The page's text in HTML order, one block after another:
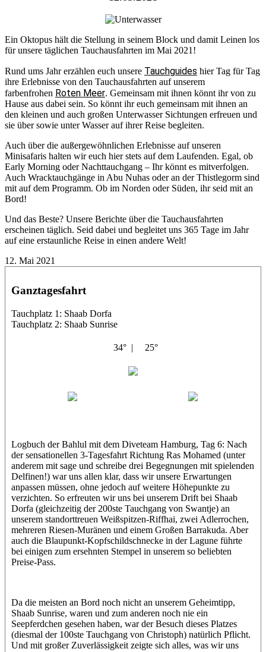
Ein Oktopus hält die Stellung in seinem Block und damit Leinen los
für unsere täglichen Tauchausfahrten im Mai 2021!
Rund ums Jahr erzählen euch unsere Tauchguides hier Tag für Tag
ihre Erlebnisse von den Tauchausfahrten auf unserem
farbenfrohen Roten Meer. Gemeinsam mit ihnen könnt ihr von zu
Hause aus dabei sein. So könnt ihr euch gemeinsam mit ihnen an
den kleinen und auch großen Unterwasser Sichtungen erfreuen und
sie über sowie unter Wasser auf ihrer Reise begleiten.
Auch über die außergewöhnlichen Erlebnisse auf unseren
Minisafaris halten wir euch hier stets auf dem Laufenden. Egal, ob
Early Morning oder Nachttauchgang – Ihr könnt es mitverfolgen.
Auch Wracktauchgänge in Abu Nuhas oder an der Thistlegorm sind
mit auf dem Programm. Ob im Norden oder Süden, ihr seid mit an
Bord!
Und das Beste? Unsere Berichte über die Tauchausfahrten
erscheinen täglich. Seid dabei und begleitet uns 365 Tage im Jahr
auf eine erstaunliche Reise in einen andere Welt!
12. Mai 2021
Ganztagesfahrt
Tauchplatz 1: Shaab Dorfa
Tauchplatz 2: Shaab Sunrise
34° | 25°
Logbuch der Bahlul mit dem Diveteam Hamburg, Tag 6: Nach
der sensationellen 3-Tagesfahrt Richtung Ras Mohamed (unter
anderem mit sage und schreibe drei Begegnungen mit spielenden
Delfinen!) war uns allen klar, dass wir unsere Erwartungen
anpassen müssen, ohne jedoch auf weitere Höhepunkte zu
verzichten. So erfreuten wir uns bei unserem Drift bei Shaab
Dorfa (gleichzeitig der 200ste Tauchgang von Swantje) an
unserem standorttreuen Weißspitzen-Riffhai, zwei Adlerrochen,
mehreren Riesen-Muränen und einem Großen Barrakuda. Aber
auch die Blaupunkt-Kopfschildschnecke in der Lagune führte
bei einigen zum ersehnten Stempel in unserem so beliebten
Preise-Pass.
Da die meisten an Bord noch nicht an unserem Geheimtipp,
Shaab Sunrise, waren und zum anderen noch nie ein
Seepferdchen gesehen haben, war der Besuch dieses Platzes
(diesmal der 100ste Tauchgang von Christoph) natürlich Pflicht.
Und mit großer Zuverlässigkeit zeigte sich alles, was wir uns